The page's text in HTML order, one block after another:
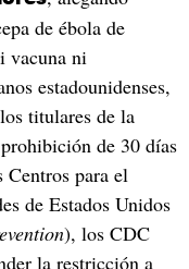
de ébola de
vacuna ni
estadounidenses,
titulares de la
de 30 días
para el
de Estados Unidos
), los CDC
la restricción a